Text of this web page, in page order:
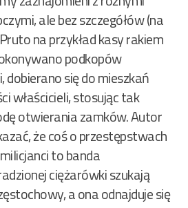
ale bez szczegółów (na
na przykład kasy rakiem
podkopów
się do mieszkań
właścicieli, stosując tak
otwierania zamków. Autor
że coś o przestępstwach
to banda
ciężarówki szukają
a ona odnajduje się